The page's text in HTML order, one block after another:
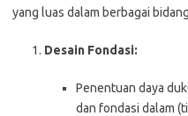
yang luas dalam berbagai
Desain Fondasi:
Penentuan daya
dan fondasi dalam